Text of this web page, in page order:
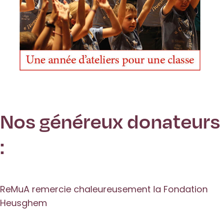
Nos généreux donateurs
:
ReMuA remercie chaleureusement la Fondation
Heusghem